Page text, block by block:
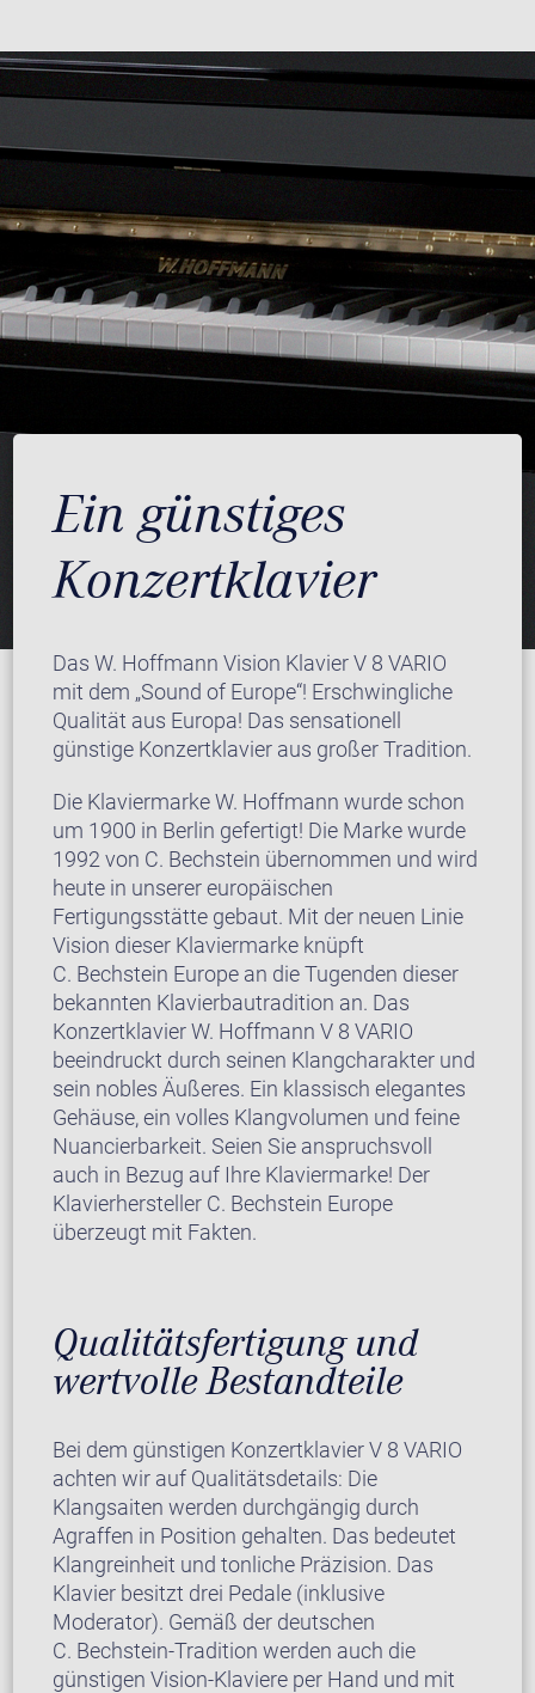
Ein günstiges
Konzertklavier
Das W. Hoffmann Vision Klavier V 8 VARIO
mit dem „Sound of Europe“! Erschwingliche
Qualität aus Europa! Das sensationell
günstige Konzertklavier aus großer Tradition.
Die Klaviermarke W. Hoffmann wurde schon
um 1900 in Berlin gefertigt! Die Marke wurde
1992 von C. Bechstein übernommen und wird
heute in unserer europäischen
Fertigungsstätte gebaut. Mit der neuen Linie
Vision dieser Klaviermarke knüpft
C. Bechstein Europe an die Tugenden dieser
bekannten Klavierbautradition an. Das
Konzertklavier W. Hoffmann V 8 VARIO
beeindruckt durch seinen Klangcharakter und
sein nobles Äußeres. Ein klassisch elegantes
Gehäuse, ein volles Klangvolumen und feine
Nuancierbarkeit. Seien Sie anspruchsvoll
auch in Bezug auf Ihre Klaviermarke! Der
Klavierhersteller C. Bechstein Europe
überzeugt mit Fakten.
Qualitätsfertigung und
wertvolle Bestandteile
Bei dem günstigen Konzertklavier V 8 VARIO
achten wir auf Qualitätsdetails: Die
Klangsaiten werden durchgängig durch
Agraffen in Position gehalten. Das bedeutet
Klangreinheit und tonliche Präzision. Das
Klavier besitzt drei Pedale (inklusive
Moderator). Gemäß der deutschen
C. Bechstein-Tradition werden auch die
günstigen Vision-Klaviere per Hand und mit